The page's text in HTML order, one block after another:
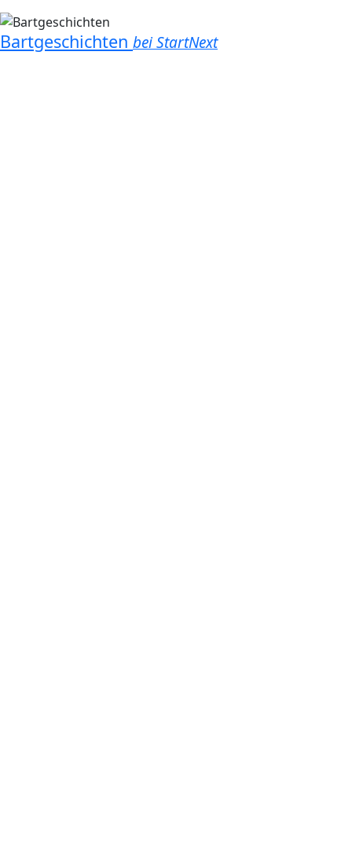
Bartgeschichten bei StartNext